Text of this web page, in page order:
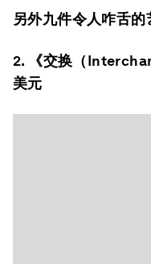
另外九件令人咋舌的
2. 《交换（
美元